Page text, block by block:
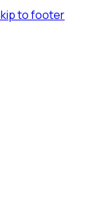
to footer